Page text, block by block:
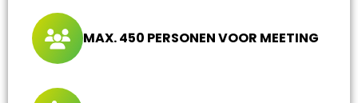
MAX. 450 PERSONEN VOOR MEETING